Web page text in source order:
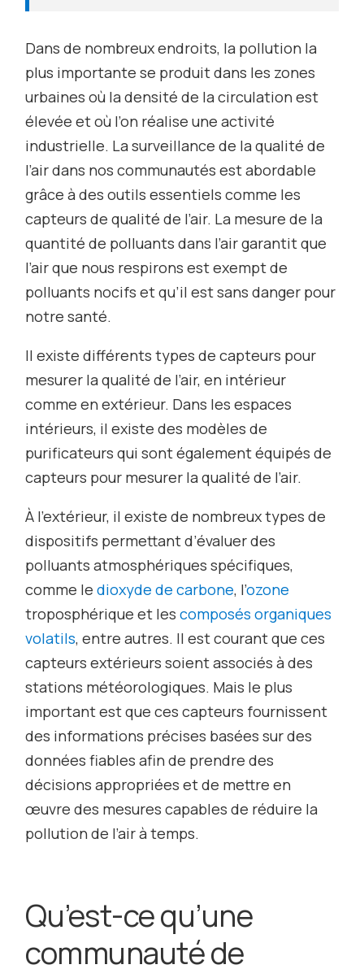
Dans de nombreux endroits, la pollution la
plus importante se produit dans les zones
urbaines où la densité de la circulation est
élevée et où l’on réalise une activité
industrielle. La surveillance de la qualité de
l’air dans nos communautés est abordable
grâce à des outils essentiels comme les
capteurs de qualité de l’air. La mesure de la
quantité de polluants dans l’air garantit que
l’air que nous respirons est exempt de
polluants nocifs et qu’il est sans danger pour
notre santé.
Il existe différents types de capteurs pour
mesurer la qualité de l’air, en intérieur
comme en extérieur. Dans les espaces
intérieurs, il existe des modèles de
purificateurs qui sont également équipés de
capteurs pour mesurer la qualité de l’air.
À l’extérieur, il existe de nombreux types de
dispositifs permettant d’évaluer des
polluants atmosphériques spécifiques,
comme ledioxyde de carbone, l’ozone
troposphérique et lescomposés organiques
volatils, entre autres. Il est courant que ces
capteurs extérieurs soient associés à des
stations météorologiques. Mais le plus
important est que ces capteurs fournissent
des informations précises basées sur des
données fiables afin de prendre des
décisions appropriées et de mettre en
œuvre des mesures capables de réduire la
pollution de l’air à temps.
Qu’est-ce qu’une
communauté de